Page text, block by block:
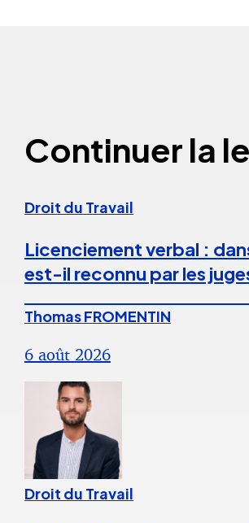
Continuer la
Droit du Travail
Licenciement verbal :
est-il reconnu par les
Thomas FROMENTIN
6 août 2026
Droit du Travail